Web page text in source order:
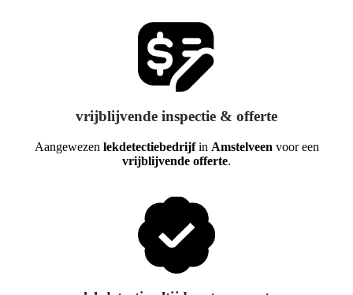
vrijblijvende inspectie & offerte
Aangewezen lekdetectiebedrijfin Amstelveen voor een
vrijblijvende offerte.